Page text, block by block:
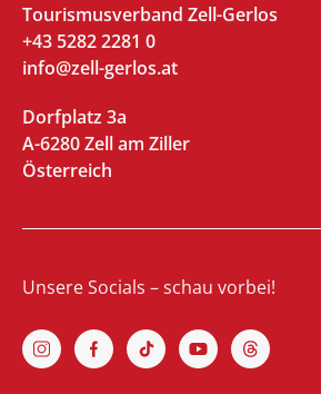
Tourismusverband Zell-Gerlos
+43 5282 2281 0
info@zell-gerlos.at
Dorfplatz 3a
A-6280 Zell am Ziller
Österreich
Unsere Socials – schau vorbei!